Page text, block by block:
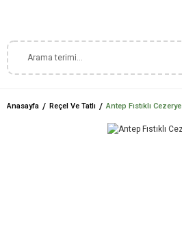
Anasayfa Reçel Ve Tatlı Antep Fıstıklı Cezerye